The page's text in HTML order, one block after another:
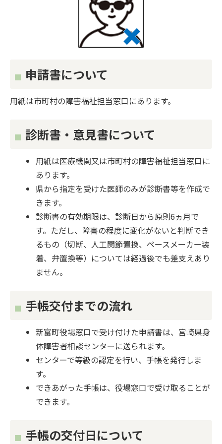
申請書について
用紙は市町村の障害福祉担当窓口にあります。
診断書・意見書について
用紙は医療機関又は市町村の障害福祉担当窓口に
あります。
県から指定を受けた医師のみが診断書等を作成で
きます。
診断書の有効期限は、診断日から原則6ヵ月で
す。ただし、障害の程度に変化がないと判断でき
るもの（切断、人工関節置換、ペースメーカー装
着、弁置換等）については経過後でも差支えあり
ません。
手帳交付までの流れ
新富町役場窓口で受け付けた申請書は、宮崎県身
体障害者相談センターに送られます。
センターで等級の認定を行い、手帳を発行しま
す。
できあがった手帳は、役場窓口で受け取ることが
できます。
手帳の交付日について